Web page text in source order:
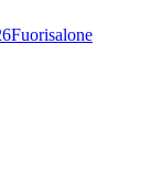
Fuorisalone